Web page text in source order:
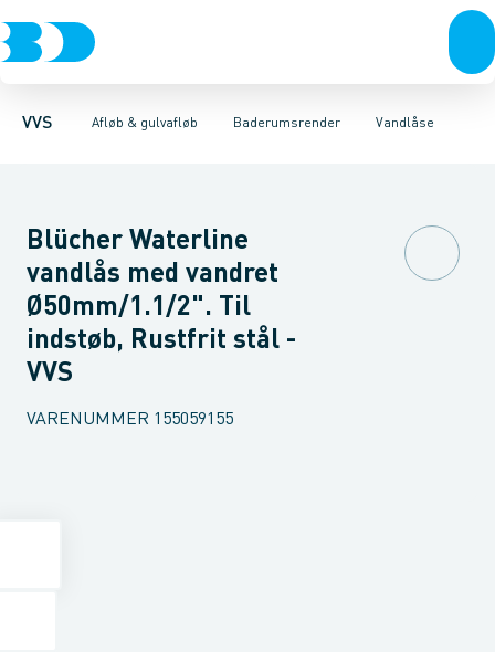
VVS Afløb & gulvafløb
Rør & fittings Pressfittings & rørKuglehaner & ventiler
Baderumsrender
Gulvafløb rustfriGulvafløb plastBaderumsrenderVandlåse &
Vandlåse
Render RammerRisteUdløbshusVandlåseForhøjerstykker &
Blücher Waterline
vandlås med vandret
Ø50mm/1.1/2". Til
indstøb, Rustfrit stål -
VVS
VARENUMMER 155059155